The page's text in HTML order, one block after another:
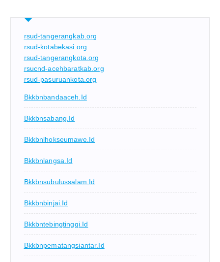
rsud-tangerangkab.org
rsud-kotabekasi.org
rsud-tangerangkota.org
rsucnd-acehbaratkab.org
rsud-pasuruankota.org
Bkkbnbandaaceh.id
Bkkbnsabang.id
Bkkbnlhokseumawe.id
Bkkbnlangsa.id
Bkkbnsubulussalam.id
Bkkbnbinjai.id
Bkkbntebingtinggi.id
Bkkbnpematangsiantar.id